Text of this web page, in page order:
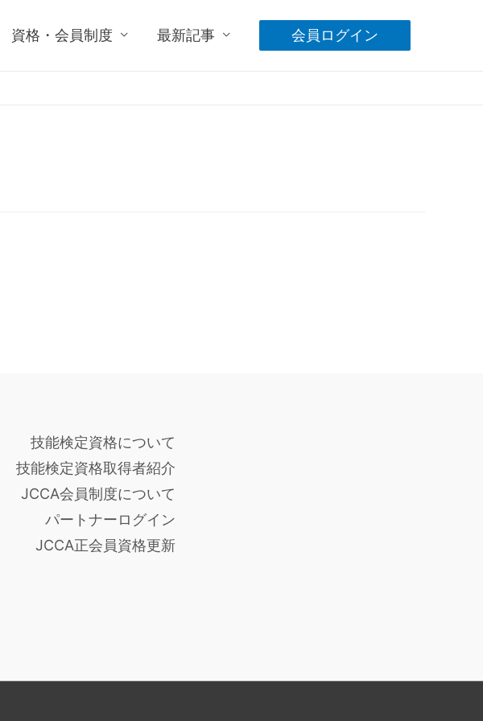
資格・会員制度 最新記事 会員ログイン
技能検定資格について
技能検定資格取得者紹介
JCCA会員制度について
パートナーログイン
JCCA正会員資格更新